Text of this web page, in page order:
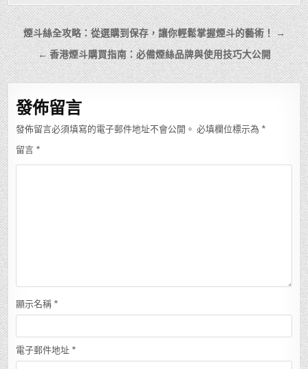
文
章
導
覽
煙斗絲全攻略：從選購到保存，讓你輕鬆掌握煙斗的藝術！ →
← 香港煙斗購買指南：必備煙絲品牌與使用技巧大公開
發佈留言
發佈留言必須填寫的電子郵件地址不會公開。 必填欄位標示為 *
留言 *
顯示名稱 *
電子郵件地址 *